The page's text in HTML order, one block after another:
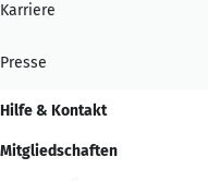
Karriere
Presse
Hilfe & Kontakt
Mitgliedschaften